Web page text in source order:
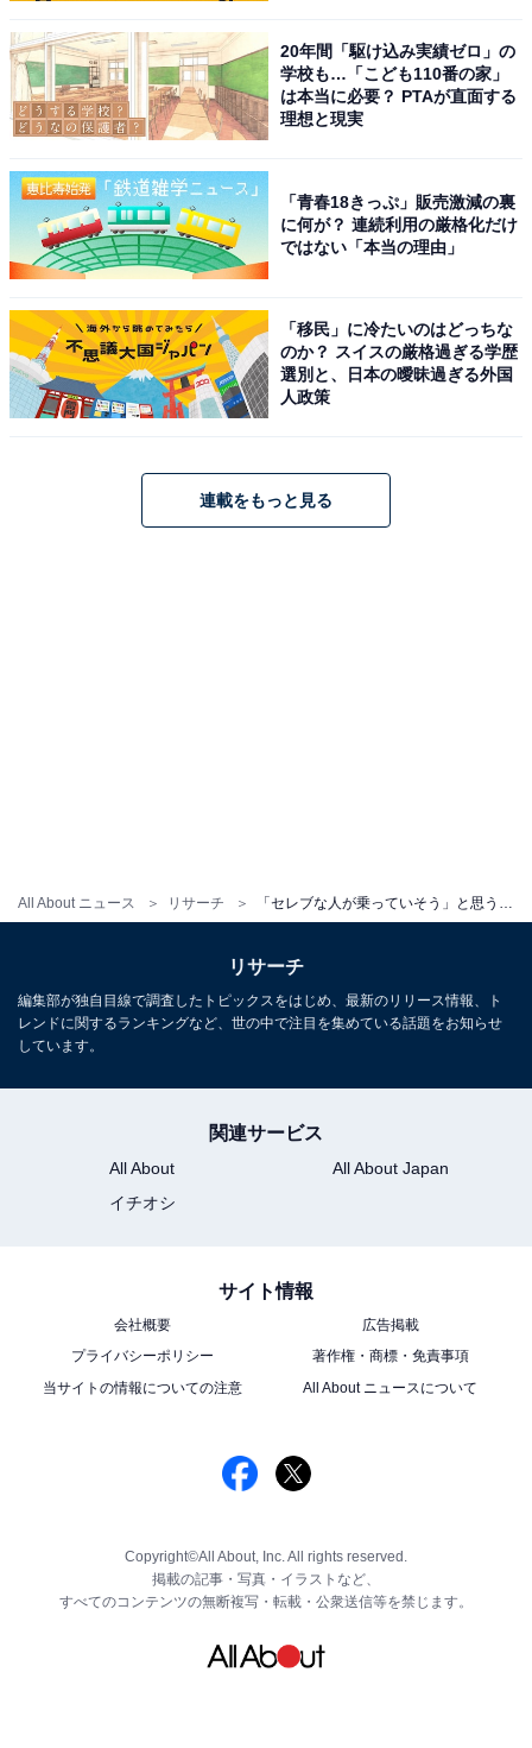
All About ニュース リサーチ 「セレブな人が乗っていそう」と思うナンバープレートの地名ランキング！ 2位「世田谷」、1位は？
20年間「駆け込み実績ゼロ」の
学校も…「こども110番の家」
は本当に必要？ PTAが直面する
理想と現実
「青春18きっぷ」販売激減の裏
に何が？ 連続利用の厳格化だけ
ではない「本当の理由」
「移民」に冷たいのはどっちな
のか？ スイスの厳格過ぎる学歴
選別と、日本の曖昧過ぎる外国
人政策
連載をもっと見る
リサーチ
編集部が独自目線で調査したトピックスをはじめ、最新のリリース情報、ト
レンドに関するランキングなど、世の中で注目を集めている話題をお知らせ
しています。
関連サービス
All About
All About Japan
イチオシ
サイト情報
会社概要
広告掲載
プライバシーポリシー
著作権・商標・免責事項
当サイトの情報についての注意
All About ニュースについて
Copyright©All About, Inc. All rights reserved.
掲載の記事・写真・イラストなど、
すべてのコンテンツの無断複写・転載・公衆送信等を禁じます。